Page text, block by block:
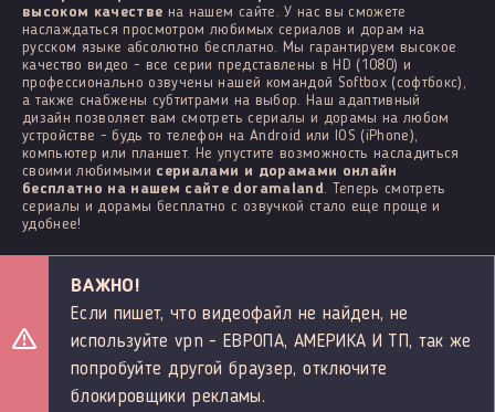
высоком качестве на нашем сайте. У нас вы сможете
наслаждаться просмотром любимых сериалов и дорам на
русском языке абсолютно бесплатно. Мы гарантируем высокое
качество видео - все серии представлены в HD (1080) и
профессионально озвучены нашей командой Softbox (софтбокс),
а также снабжены субтитрами на выбор. Наш адаптивный
дизайн позволяет вам смотреть сериалы и дорамы на любом
устройстве - будь то телефон на Android или IOS (iPhone),
компьютер или планшет. Не упустите возможность насладиться
своими любимыми сериалами и дорамами онлайн
бесплатно на нашем сайте doramaland . Теперь смотреть
сериалы и дорамы бесплатно с озвучкой стало еще проще и
удобнее!
ВАЖНО!
Если пишет, что видеофайл не найден, не
используйте vpn - ЕВРОПА, АМЕРИКА И ТП, так же
попробуйте другой браузер, отключите
блокировщики рекламы.